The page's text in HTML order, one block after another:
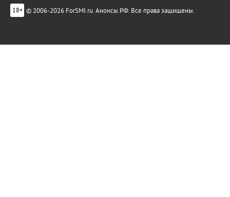
18+ © 2006-2026 ForSMI.ru. Анонсы.РФ. Все права защищены.